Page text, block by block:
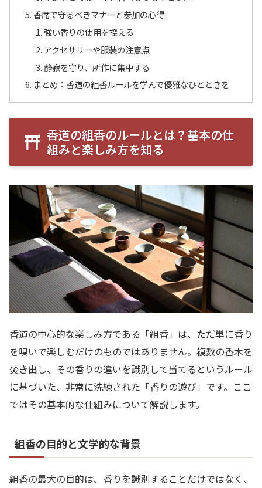
香席で守るべきマナーと参加の心得
強い香りの使用を控える
アクセサリーや服装の注意点
静寂を守り、所作に集中する
まとめ：香道の組香ルールを学んで優雅なひとときを
香道の組香のルールとは？基本の仕
組みと楽しみ方を知る
香道の中心的な楽しみ方である「組香」は、ただ単に香り
を嗅いで楽しむだけのものではありません。複数の香木を
焚き出し、その香りの違いを識別して当てるというルール
に基づいた、非常に洗練された「香りの遊び」です。ここ
ではその基本的な仕組みについて解説します。
組香の目的と文学的な背景
組香の最大の目的は、香りを識別することだけではなく、